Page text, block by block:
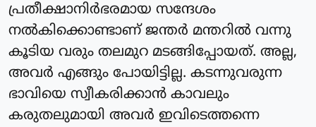
പ്രതീക്ഷാനിർഭരമായ സന്ദേശം
നൽകിക്കൊണ്ടാണ് ജന്തർ മന്തറിൽ വന്നു
കൂടിയ വരും തലമുറ മടങ്ങിപ്പോയത്. അല്ല,
അവർ എങ്ങും പോയിട്ടില്ല. കടന്നുവരുന്ന
ഭാവിയെ സ്വീകരിക്കാൻ കാവലും
കരുതലുമായി അവർ ഇവിടെത്തന്നെ